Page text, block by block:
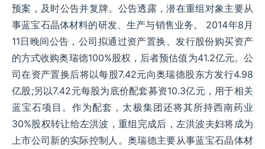
预案，及时公告并复牌。公告透露，潜在重组对象主要从
事蓝宝石晶体材料的研发、生产与销售业务。 2014年8月
11日晚间公告，公司拟通过资产置换、发行股份购买资产
的方式收购奥瑞德100%股权，后者预估值为41.2亿元。公
司在资产置换后将以每股7.42元向奥瑞德股东方发行4.98
亿股;另以7.42元每股为底价配套募资10.3亿元，用于相关
蓝宝石项目。作为配套，太极集团还将其所持西南药业
30%股权转让给左洪波，重组完成后，左洪波夫妇将成为
上市公司新的实际控制人。奥瑞德主要从事蓝宝石晶体材